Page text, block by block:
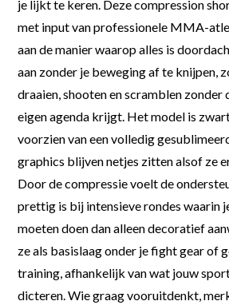
je lijkt te keren. Deze compression
met input van professionele MMA-
aan de manier waarop alles is
aan zonder je beweging af te knijpen,
draaien, shooten en scramblen zonder
eigen agenda krijgt. Het model is
voorzien van een volledig
graphics blijven netjes zitten alsof ze
Door de compressie voelt de
prettig is bij intensieve rondes waarin
moeten doen dan alleen decoratief
ze als basislaag onder je fight gear of
training, afhankelijk van wat jouw
dicteren. Wie graag vooruitdenkt,